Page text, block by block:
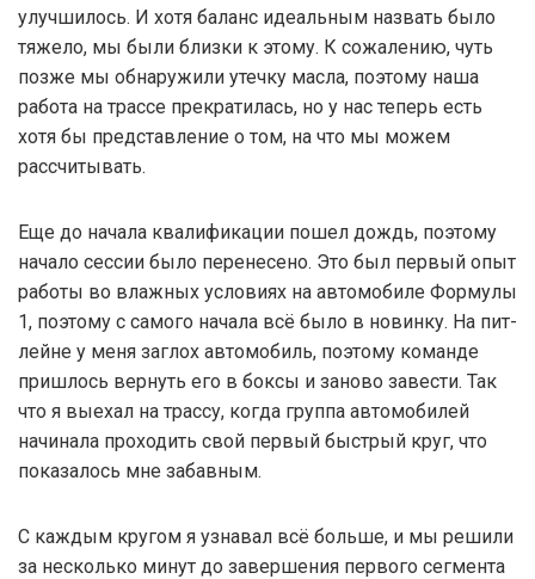
улучшилось. И хотя баланс идеальным назвать было
тяжело, мы были близки к этому. К сожалению, чуть
позже мы обнаружили утечку масла, поэтому наша
работа на трассе прекратилась, но у нас теперь есть
хотя бы представление о том, на что мы можем
рассчитывать.
Еще до начала квалификации пошел дождь, поэтому
начало сессии было перенесено. Это был первый опыт
работы во влажных условиях на автомобиле Формулы
1, поэтому с самого начала всё было в новинку. На пит-
лейне у меня заглох автомобиль, поэтому команде
пришлось вернуть его в боксы и заново завести. Так
что я выехал на трассу, когда группа автомобилей
начинала проходить свой первый быстрый круг, что
показалось мне забавным.
С каждым кругом я узнавал всё больше, и мы решили
за несколько минут до завершения первого сегмента